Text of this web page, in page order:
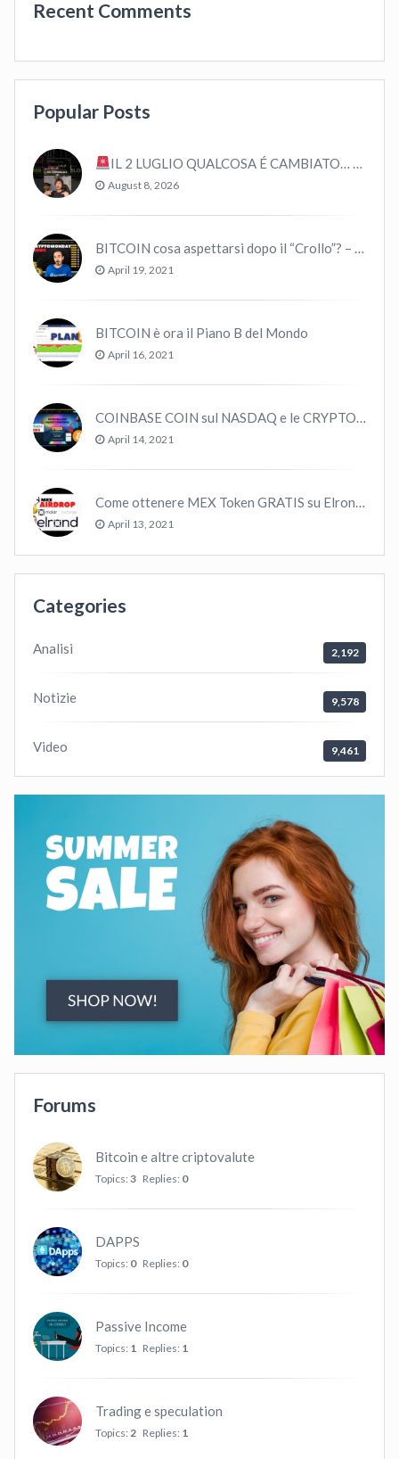
Recent Comments
Popular Posts
IL 2 LUGLIO QUALCOSA É CAMBIATO… #bitcoin #crypto #trading
August 8, 2026
BITCOIN cosa aspettarsi dopo il “Crollo”? – CryptoMonday NEWS w16/’21
April 19, 2021
BITCOIN è ora il Piano B del Mondo
April 16, 2021
COINBASE COIN sul NASDAQ e le CRYPTO volano!
April 14, 2021
Come ottenere MEX Token GRATIS su Elrond ?
April 13, 2021
Categories
Analisi 2,192
Notizie 9,578
Video 9,461
Forums
Bitcoin e altre criptovalute
Topics: 3 Replies: 0
DAPPS
Topics: 0 Replies: 0
Passive Income
Topics: 1 Replies: 1
Trading e speculation
Topics: 2 Replies: 1